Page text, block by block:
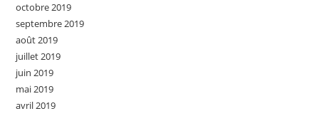
octobre 2019
septembre 2019
août 2019
juillet 2019
juin 2019
mai 2019
avril 2019